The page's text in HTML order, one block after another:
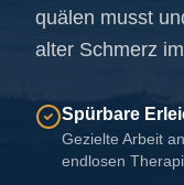
quälen musst
alter Schmerz
Spürbare
Gezielte Arbeit
endlosen